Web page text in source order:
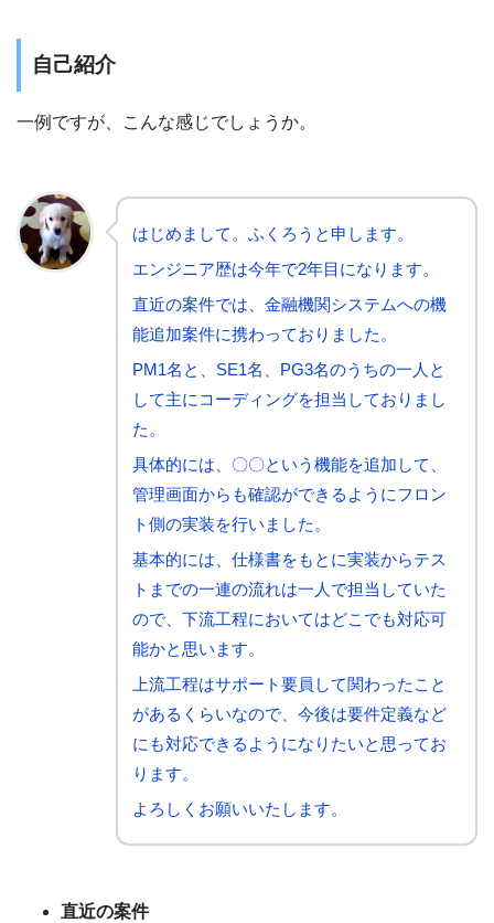
自己紹介
一例ですが、こんな感じでしょうか。
はじめまして。 ふくろうと申します。
エンジニア歴は今年で2年目になります。
直近の案件では、金融機関システムへの機
能追加案件に携わっておりました。
PM1名と、SE1名、PG3名のうちの一人と
して主にコーディングを担当しておりまし
た。
具体的には、〇〇という機能を追加して、
管理画面からも確認ができるようにフロン
ト側の実装を行いました。
基本的には、仕様書をもとに実装からテス
トまでの一連の流れは一人で担当していた
ので、下流工程においてはどこでも対応可
能かと思います。
上流工程はサポート要員して関わったこと
があるくらいなので、今後は要件定義など
にも対応できるようになりたいと思ってお
ります。
よろしくお願いいたします。
直近の案件